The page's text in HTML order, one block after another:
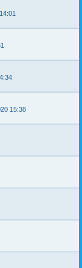
15:38